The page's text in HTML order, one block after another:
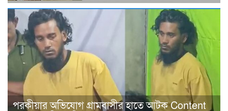
পরকীয়ার অভিযোগ গ্রামবাসীর হাতে আটক Content